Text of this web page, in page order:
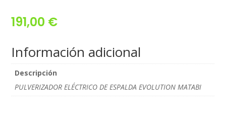
191,00 €
Información adicional
Descripción
PULVERIZADOR ELÉCTRICO DE ESPALDA EVOLUTION MATABI